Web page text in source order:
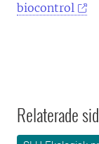
biocontrol
Relaterade